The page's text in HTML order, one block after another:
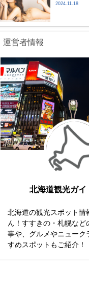
2024.11.18
運営者情報
北海道観光ガイ
北海道の観光スポット情
ん！すすきの・札幌など
事や、グルメやニューク
すめスポットもご紹介！